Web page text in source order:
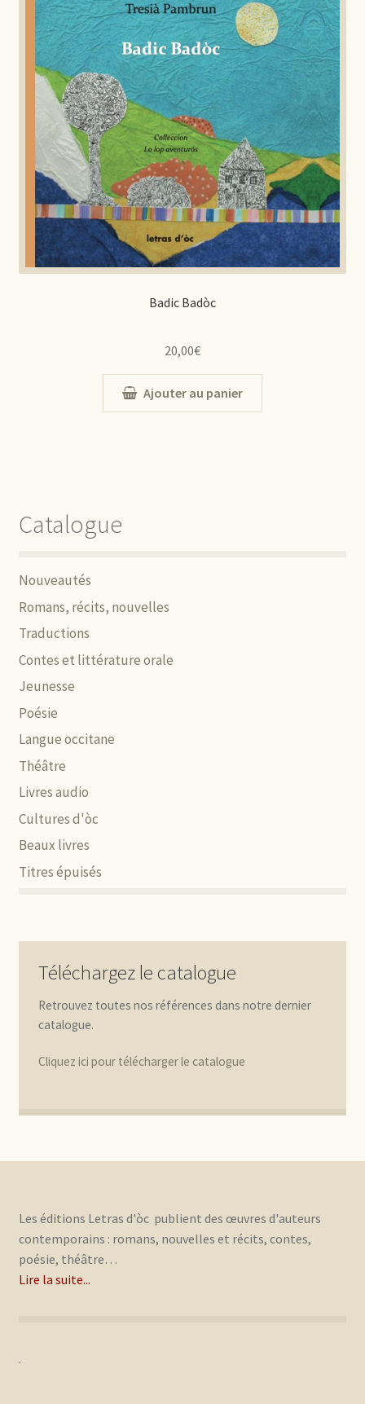
Badic Badòc
20,00€
Ajouter au panier
Catalogue
Nouveautés
Romans, récits, nouvelles
Traductions
Contes et littérature orale
Jeunesse
Poésie
Langue occitane
Théâtre
Livres audio
Cultures d'òc
Beaux livres
Titres épuisés
Téléchargez le catalogue
Retrouvez toutes nos références dans notre dernier
catalogue.
Cliquez ici pour télécharger le catalogue
Les éditions Letras d'òc publient des œuvres d'auteurs
contemporains : romans, nouvelles et récits, contes,
poésie, théâtre…
Lire la suite...
.